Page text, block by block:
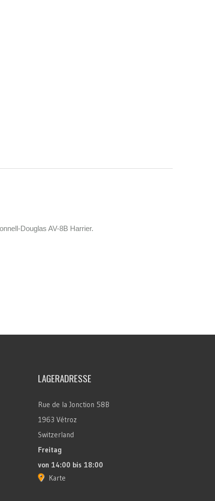
Douglas AV-8B Harrier.
LAGERADRESSE
Rue de la Jonction 58B
1963 Vétroz
Switzerland
Freitag
von 14:00 bis 18:00
Karte